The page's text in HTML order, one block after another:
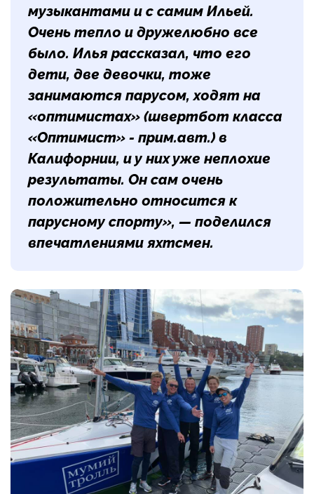
музыкантами и с самим Ильей.
Очень тепло и дружелюбно все
было. Илья рассказал, что его
дети, две девочки, тоже
занимаются парусом, ходят на
«оптимистах» (швертбот класса
«Оптимист» - прим.авт.) в
Калифорнии, и у них уже неплохие
результаты. Он сам очень
положительно относится к
парусному спорту», — поделился
впечатлениями яхтсмен.